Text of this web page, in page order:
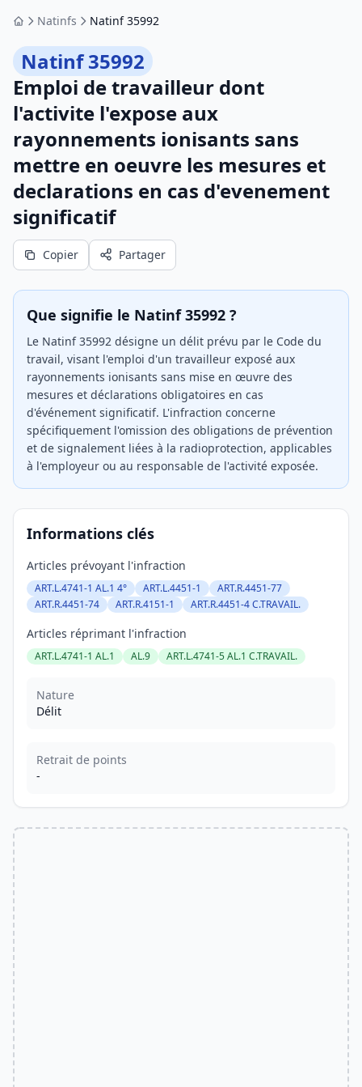
AccueilNatinfs Natinf 35992
Natinf 35992
Emploi de travailleur dont
l'activite l'expose aux
rayonnements ionisants sans
mettre en oeuvre les mesures et
declarations en cas d'evenement
significatif
Copier Partager
Que signifie le Natinf 35992 ?
Le Natinf 35992 désigne un délit prévu par le Code du
travail, visant l'emploi d'un travailleur exposé aux
rayonnements ionisants sans mise en œuvre des
mesures et déclarations obligatoires en cas
d'événement significatif. L'infraction concerne
spécifiquement l'omission des obligations de prévention
et de signalement liées à la radioprotection, applicables
à l'employeur ou au responsable de l'activité exposée.
Informations clés
Articles prévoyant l'infraction
ART.L.4741-1 AL.1 4° ART.L.4451-1
ART.R.4451-77
ART.R.4451-74
ART.R.4151-1 ART.R.4451-4 C.TRAVAIL.
Articles réprimant l'infraction
ART.L.4741-1 AL.1 AL.9 ART.L.4741-5 AL.1 C.TRAVAIL.
Nature
Délit
Retrait de points
-